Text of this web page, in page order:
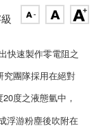
快速製作零電阻之
究團隊採用在絕對
度之液態氫中，
浮游粉塵後吹附在